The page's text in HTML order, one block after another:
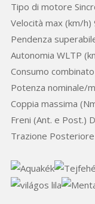
Tipo di motore
Velocità max (km/h)
Pendenza
Autonomia WLTP
Consumo
Potenza nominale/
Coppia massima
Freni (Ant. e Post.)
Trazione Posteriore